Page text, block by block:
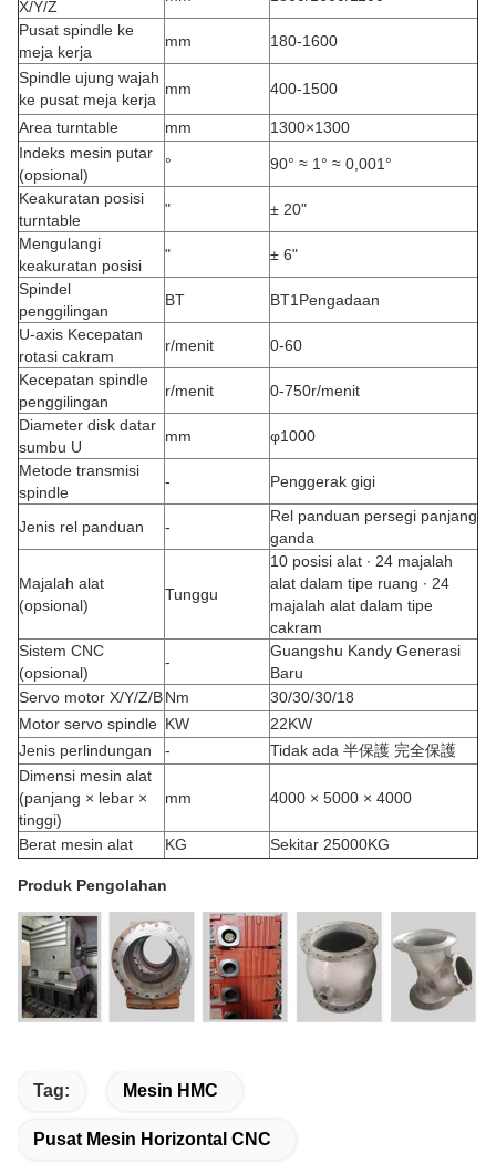
X/Y/Z
Pusat spindle ke
meja kerja
mm 180-1600
Spindle ujung wajah
ke pusat meja kerja
mm 400-1500
Area turntable mm
1300×1300
Indeks mesin putar
(opsional)
°
90° ≈ 1° ≈ 0,001°
Keakuratan posisi
turntable
"
± 20"
Mengulangi
keakuratan posisi
"
± 6"
Spindel
penggilingan
BT
BT1Pengadaan
U-axis Kecepatan
rotasi cakram
r/menit
0-60
Kecepatan spindle
penggilingan
r/menit
0-750r/menit
Diameter disk datar
sumbu U
mm
φ1000
Metode transmisi
spindle
- Penggerak gigi
Jenis rel panduan -
Rel panduan persegi panjang
ganda
Majalah alat
(opsional)
Tunggu
10 posisi alat ∙ 24 majalah
alat dalam tipe ruang ∙ 24
majalah alat dalam tipe
cakram
Sistem CNC
(opsional)
-
Guangshu Kandy Generasi
Baru
Servo motor X/Y/Z/BNm
30/30/30/18
Motor servo spindle KW
22KW
Jenis perlindungan
-
Tidak ada 半保護 完全保護
Dimensi mesin alat
(panjang × lebar ×
tinggi)
mm 4000 × 5000 × 4000
Berat mesin alat KG Sekitar 25000KG
Produk Pengolahan
Tag: Mesin HMC
Pusat Mesin Horizontal CNC